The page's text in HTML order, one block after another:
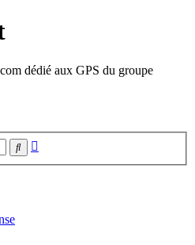
dédié aux GPS du groupe
Rechercher